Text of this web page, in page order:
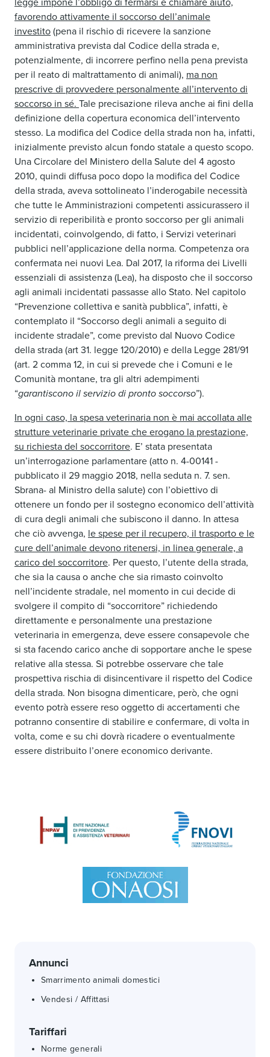
legge impone l’obbligo di fermarsi e chiamare aiuto,
favorendo attivamente il soccorso dell’animale
investito (pena il rischio di ricevere la sanzione
amministrativa prevista dal Codice della strada e,
potenzialmente, di incorrere perfino nella pena prevista
per il reato di maltrattamento di animali), ma non
prescrive di provvedere personalmente all’intervento di
soccorso in sé. Tale precisazione rileva anche ai fini della
definizione della copertura economica dell’intervento
stesso. La modifica del Codice della strada non ha, infatti,
inizialmente previsto alcun fondo statale a questo scopo.
Una Circolare del Ministero della Salute del 4 agosto
2010, quindi diffusa poco dopo la modifica del Codice
della strada, aveva sottolineato l’inderogabile necessità
che tutte le Amministrazioni competenti assicurassero il
servizio di reperibilità e pronto soccorso per gli animali
incidentati, coinvolgendo, di fatto, i Servizi veterinari
pubblici nell’applicazione della norma. Competenza ora
confermata nei nuovi Lea. Dal 2017, la riforma dei Livelli
essenziali di assistenza (Lea), ha disposto che il soccorso
agli animali incidentati passasse allo Stato. Nel capitolo
“Prevenzione collettiva e sanità pubblica”, infatti, è
contemplato il “Soccorso degli animali a seguito di
incidente stradale”, come previsto dal Nuovo Codice
della strada (art 31. legge 120/2010) e della Legge 281/91
(art. 2 comma 12, in cui si prevede che i Comuni e le
Comunità montane, tra gli altri adempimenti
“garantiscono il servizio di pronto soccorso”).
In ogni caso, la spesa veterinaria non è mai accollata alle
strutture veterinarie private che erogano la prestazione,
su richiesta del soccorritore. E’ stata presentata
un’interrogazione parlamentare (atto n. 4-00141 -
pubblicato il 29 maggio 2018, nella seduta n. 7. sen.
Sbrana- al Ministro della salute) con l’obiettivo di
ottenere un fondo per il sostegno economico dell’attività
di cura degli animali che subiscono il danno. In attesa
che ciò avvenga, le spese per il recupero, il trasporto e le
cure dell’animale devono ritenersi, in linea generale, a
carico del soccorritore. Per questo, l’utente della strada,
che sia la causa o anche che sia rimasto coinvolto
nell’incidente stradale, nel momento in cui decide di
svolgere il compito di “soccorritore” richiedendo
direttamente e personalmente una prestazione
veterinaria in emergenza, deve essere consapevole che
si sta facendo carico anche di sopportare anche le spese
relative alla stessa. Si potrebbe osservare che tale
prospettiva rischia di disincentivare il rispetto del Codice
della strada. Non bisogna dimenticare, però, che ogni
evento potrà essere reso oggetto di accertamenti che
potranno consentire di stabilire e confermare, di volta in
volta, come e su chi dovrà ricadere o eventualmente
essere distribuito l’onere economico derivante.
Annunci
Smarrimento animali domestici
Vendesi / Affittasi
Tariffari
Norme generali